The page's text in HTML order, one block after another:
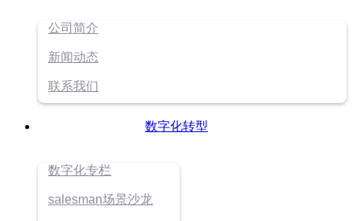
公司简介
新闻动态
联系我们
数字化转型
数字化专栏
salesman场景沙龙